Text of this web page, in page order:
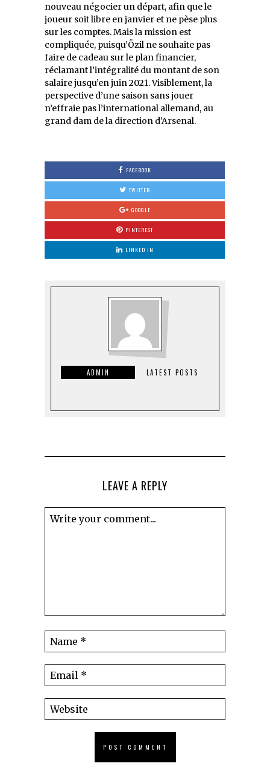
nouveau négocier un départ, afin que le
joueur soit libre en janvier et ne pèse plus
sur les comptes. Mais la mission est
compliquée, puisqu’Özil ne souhaite pas
faire de cadeau sur le plan financier,
réclamant l’intégralité du montant de son
salaire jusqu’en juin 2021. Visiblement, la
perspective d’une saison sans jouer
n’effraie pas l’international allemand, au
grand dam de la direction d’Arsenal.
FACEBOOK
TWITTER
GOOGLE
PINTEREST
LINKED IN
ADMIN LATEST POSTS
LEAVE A REPLY